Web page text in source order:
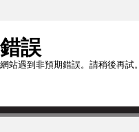
錯誤
網站遇到非預期錯誤。請稍後再試。